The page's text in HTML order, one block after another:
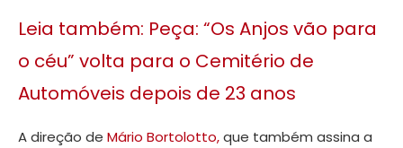
Leia também: Peça: “Os Anjos vão para
o céu” volta para o Cemitério de
Automóveis depois de 23 anos
A direção de Mário Bortolotto,que também assina a